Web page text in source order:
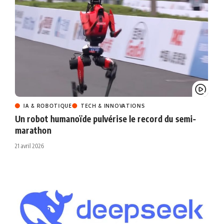
IA & ROBOTIQUE TECH & INNOVATIONS
Un robot humanoïde pulvérise le record du semi-
marathon
21 avril 2026